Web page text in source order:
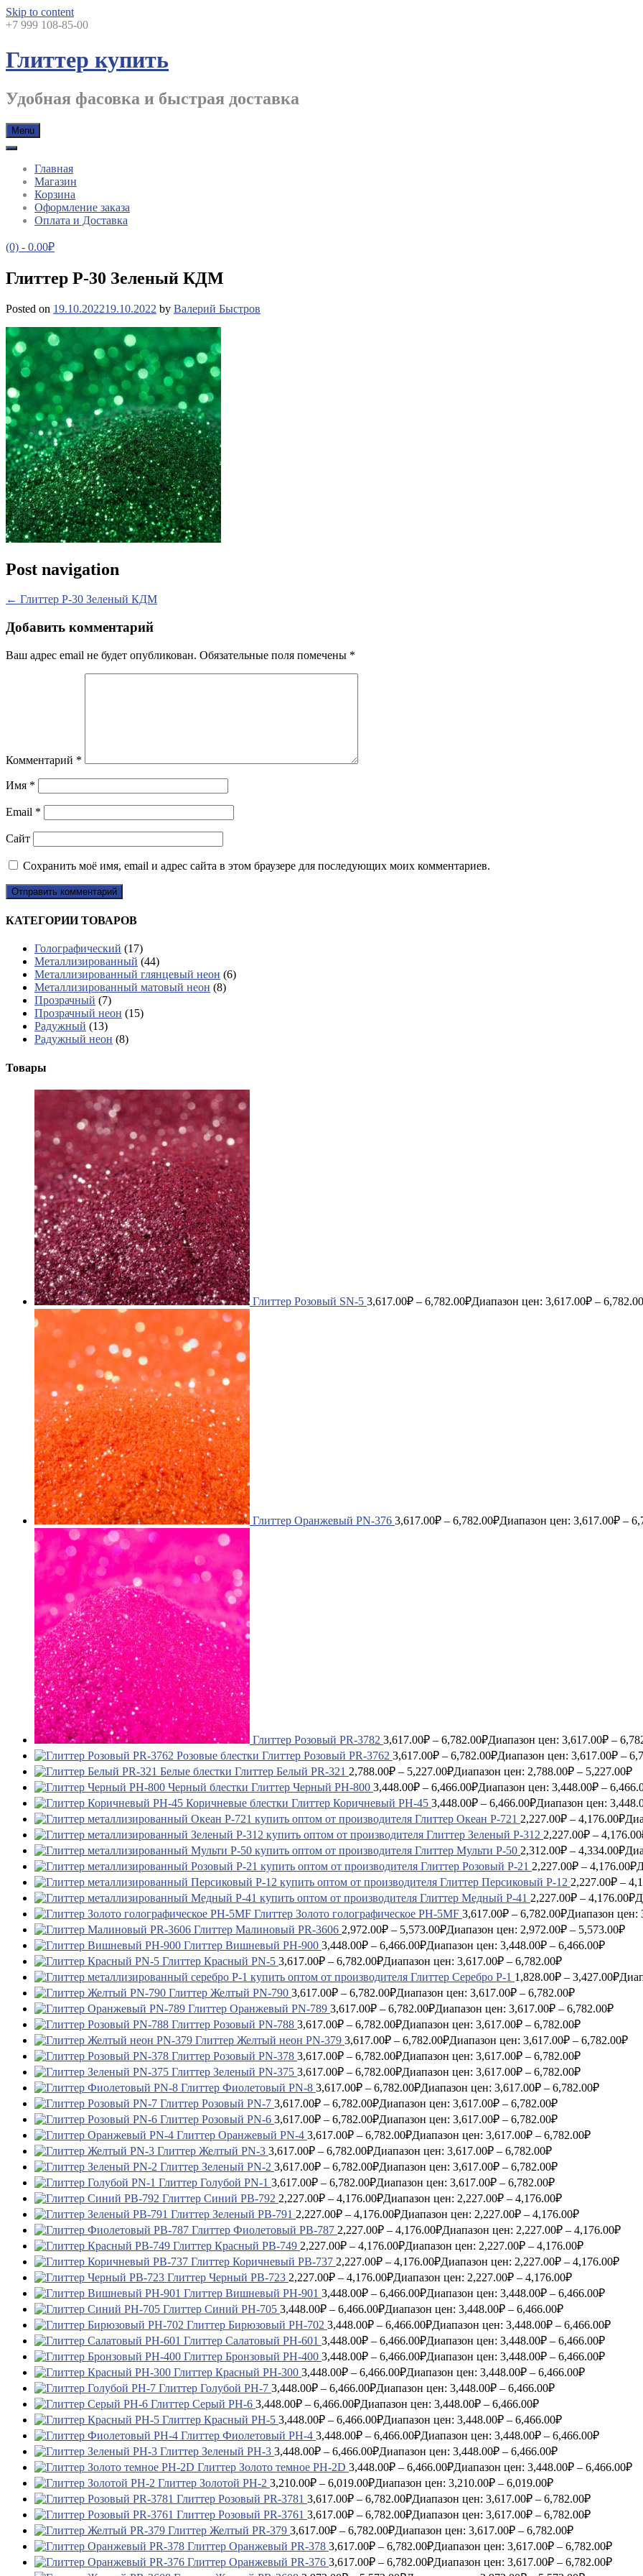
Skip to content
+7 999 108-85-00
Глиттер купить
Удобная фасовка и быстрая доставка
Menu
Главная
Магазин
Корзина
Оформление заказа
Оплата и Доставка
(0) - 0.00₽
Глиттер P-30 Зеленый КДМ
Posted on 19.10.202219.10.2022 by Валерий Быстров
Post navigation
← Глиттер P-30 Зеленый КДМ
Добавить комментарий
Ваш адрес email не будет опубликован. Обязательные поля помечены *
Комментарий *
Имя *
Email *
Сайт
Сохранить моё имя, email и адрес сайта в этом браузере для последующих моих комментариев.
КАТЕГОРИИ ТОВАРОВ
Голографический (17)
Металлизированный (44)
Металлизированный глянцевый неон (6)
Металлизированный матовый неон (8)
Прозрачный (7)
Прозрачный неон (15)
Радужный (13)
Радужный неон (8)
Товары
Глиттер Розовый SN-5 3,617.00₽ – 6,782.00₽Диапазон цен: 3,617.00₽ –
Глиттер Оранжевый PN-376 3,617.00₽ – 6,782.00₽Диапазон цен: 3,617.00₽ –
Глиттер Розовый PR-3782 3,617.00₽ – 6,782.00₽Диапазон цен: 3,617.00₽ –
Глиттер Розовый PR-3762 3,617.00₽ – 6,782.00₽Диапазон цен: 3,617.00₽ –
Глиттер Белый PR-321 2,788.00₽ – 5,227.00₽Диапазон цен: 2,788.00₽ – 5,227.00₽
Глиттер Черный PH-800 3,448.00₽ – 6,466.00₽Диапазон цен: 3,448.00₽ –
Глиттер Коричневый PH-45 3,448.00₽ – 6,466.00₽Диапазон цен:
Глиттер Океан P-721 2,227.00₽ – 4,176.00₽
Глиттер Зеленый P-312 2,227.00₽ – 4,176.00
Глиттер Мульти P-50 2,312.00₽ – 4,334.00₽
Глиттер Розовый P-21 2,227.00₽ – 4,176.00₽
Глиттер Персиковый P-12 2,227.00₽ –
Глиттер Медный P-41 2,227.00₽ – 4,176.00₽
Глиттер Золото голографическое PH-5MF 3,617.00₽ – 6,782.00₽Диапазон цен:
Глиттер Малиновый PR-3606 2,972.00₽ – 5,573.00₽Диапазон цен: 2,972.00₽ – 5,573.00₽
Глиттер Вишневый PH-900 3,448.00₽ – 6,466.00₽Диапазон цен: 3,448.00₽ – 6,466.00₽
Глиттер Красный PN-5 3,617.00₽ – 6,782.00₽Диапазон цен: 3,617.00₽ – 6,782.00₽
Глиттер Серебро P-1 1,828.00₽ – 3,427.00₽
Глиттер Желтый PN-790 3,617.00₽ – 6,782.00₽Диапазон цен: 3,617.00₽ – 6,782.00₽
Глиттер Оранжевый PN-789 3,617.00₽ – 6,782.00₽Диапазон цен: 3,617.00₽ – 6,782.00₽
Глиттер Розовый PN-788 3,617.00₽ – 6,782.00₽Диапазон цен: 3,617.00₽ – 6,782.00₽
Глиттер Желтый неон PN-379 3,617.00₽ – 6,782.00₽Диапазон цен: 3,617.00₽ – 6,782.00₽
Глиттер Розовый PN-378 3,617.00₽ – 6,782.00₽Диапазон цен: 3,617.00₽ – 6,782.00₽
Глиттер Зеленый PN-375 3,617.00₽ – 6,782.00₽Диапазон цен: 3,617.00₽ – 6,782.00₽
Глиттер Фиолетовый PN-8 3,617.00₽ – 6,782.00₽Диапазон цен: 3,617.00₽ – 6,782.00₽
Глиттер Розовый PN-7 3,617.00₽ – 6,782.00₽Диапазон цен: 3,617.00₽ – 6,782.00₽
Глиттер Розовый PN-6 3,617.00₽ – 6,782.00₽Диапазон цен: 3,617.00₽ – 6,782.00₽
Глиттер Оранжевый PN-4 3,617.00₽ – 6,782.00₽Диапазон цен: 3,617.00₽ – 6,782.00₽
Глиттер Желтый PN-3 3,617.00₽ – 6,782.00₽Диапазон цен: 3,617.00₽ – 6,782.00₽
Глиттер Зеленый PN-2 3,617.00₽ – 6,782.00₽Диапазон цен: 3,617.00₽ – 6,782.00₽
Глиттер Голубой PN-1 3,617.00₽ – 6,782.00₽Диапазон цен: 3,617.00₽ – 6,782.00₽
Глиттер Синий PB-792 2,227.00₽ – 4,176.00₽Диапазон цен: 2,227.00₽ – 4,176.00₽
Глиттер Зеленый PB-791 2,227.00₽ – 4,176.00₽Диапазон цен: 2,227.00₽ – 4,176.00₽
Глиттер Фиолетовый PB-787 2,227.00₽ – 4,176.00₽Диапазон цен: 2,227.00₽ – 4,176.00₽
Глиттер Красный PB-749 2,227.00₽ – 4,176.00₽Диапазон цен: 2,227.00₽ – 4,176.00₽
Глиттер Коричневый PB-737 2,227.00₽ – 4,176.00₽Диапазон цен: 2,227.00₽ – 4,176.00₽
Глиттер Черный PB-723 2,227.00₽ – 4,176.00₽Диапазон цен: 2,227.00₽ – 4,176.00₽
Глиттер Вишневый PH-901 3,448.00₽ – 6,466.00₽Диапазон цен: 3,448.00₽ – 6,466.00₽
Глиттер Синий PH-705 3,448.00₽ – 6,466.00₽Диапазон цен: 3,448.00₽ – 6,466.00₽
Глиттер Бирюзовый PH-702 3,448.00₽ – 6,466.00₽Диапазон цен: 3,448.00₽ – 6,466.00₽
Глиттер Салатовый PH-601 3,448.00₽ – 6,466.00₽Диапазон цен: 3,448.00₽ – 6,466.00₽
Глиттер Бронзовый PH-400 3,448.00₽ – 6,466.00₽Диапазон цен: 3,448.00₽ – 6,466.00₽
Глиттер Красный PH-300 3,448.00₽ – 6,466.00₽Диапазон цен: 3,448.00₽ – 6,466.00₽
Глиттер Голубой PH-7 3,448.00₽ – 6,466.00₽Диапазон цен: 3,448.00₽ – 6,466.00₽
Глиттер Серый PH-6 3,448.00₽ – 6,466.00₽Диапазон цен: 3,448.00₽ – 6,466.00₽
Глиттер Красный PH-5 3,448.00₽ – 6,466.00₽Диапазон цен: 3,448.00₽ – 6,466.00₽
Глиттер Фиолетовый PH-4 3,448.00₽ – 6,466.00₽Диапазон цен: 3,448.00₽ – 6,466.00₽
Глиттер Зеленый PH-3 3,448.00₽ – 6,466.00₽Диапазон цен: 3,448.00₽ – 6,466.00₽
Глиттер Золото темное PH-2D 3,448.00₽ – 6,466.00₽Диапазон цен: 3,448.00₽ – 6,466.00₽
Глиттер Золотой PH-2 3,210.00₽ – 6,019.00₽Диапазон цен: 3,210.00₽ – 6,019.00₽
Глиттер Розовый PR-3781 3,617.00₽ – 6,782.00₽Диапазон цен: 3,617.00₽ – 6,782.00₽
Глиттер Розовый PR-3761 3,617.00₽ – 6,782.00₽Диапазон цен: 3,617.00₽ – 6,782.00₽
Глиттер Желтый PR-379 3,617.00₽ – 6,782.00₽Диапазон цен: 3,617.00₽ – 6,782.00₽
Глиттер Оранжевый PR-378 3,617.00₽ – 6,782.00₽Диапазон цен: 3,617.00₽ – 6,782.00₽
Глиттер Оранжевый PR-376 3,617.00₽ – 6,782.00₽Диапазон цен: 3,617.00₽ – 6,782.00₽